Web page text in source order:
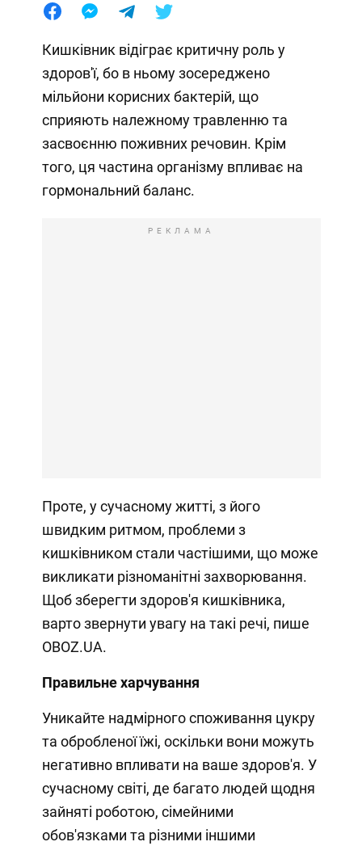
Кишківник відіграє критичну роль у
здоров'ї, бо в ньому зосереджено
мільйони корисних бактерій, що
сприяють належному травленню та
засвоєнню поживних речовин. Крім
того, ця частина організму впливає на
гормональний баланс.
РЕКЛАМА
Проте, у сучасному житті, з його
швидким ритмом, проблеми з
кишківником стали частішими, що може
викликати різноманітні захворювання.
Щоб зберегти здоров'я кишківника,
варто звернути увагу на такі речі, пише
OBOZ.UA.
Правильне харчування
Уникайте надмірного споживання цукру
та обробленої їжі, оскільки вони можуть
негативно впливати на ваше здоров'я. У
сучасному світі, де багато людей щодня
зайняті роботою, сімейними
обов'язками та різними іншими